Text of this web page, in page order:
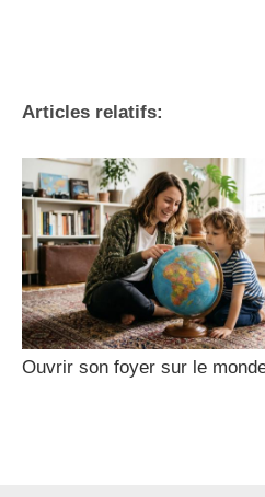
Articles relatifs:
Ouvrir son foyer sur le